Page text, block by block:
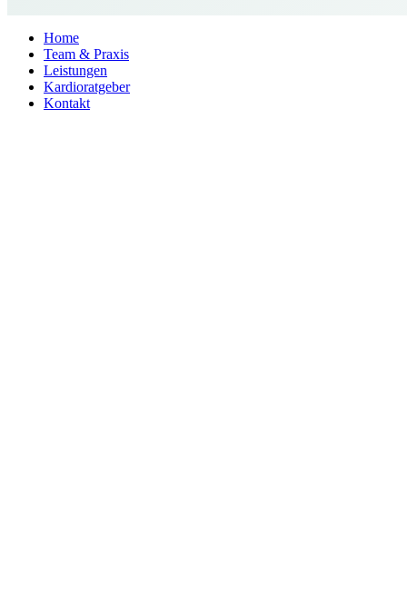
Home
Team & Praxis
Leistungen
Kardioratgeber
Kontakt